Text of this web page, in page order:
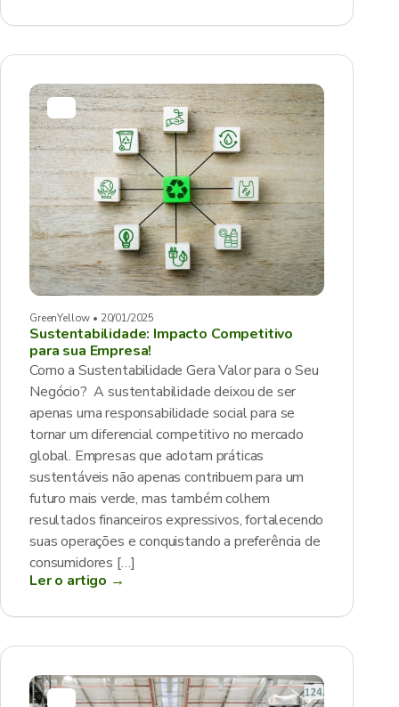
GreenYellow • 20/01/2025
Sustentabilidade: Impacto Competitivo
para sua Empresa!
Como a Sustentabilidade Gera Valor para o Seu
Negócio? A sustentabilidade deixou de ser
apenas uma responsabilidade social para se
tornar um diferencial competitivo no mercado
global. Empresas que adotam práticas
sustentáveis não apenas contribuem para um
futuro mais verde, mas também colhem
resultados financeiros expressivos, fortalecendo
suas operações e conquistando a preferência de
consumidores […]
Ler o artigo →